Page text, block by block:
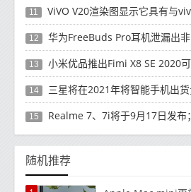
11 ViVO V20渲染图显示它具有与vivo
12 华为FreeBuds Pro耳机泄漏出
13 小米优品推出Fimi X8 SE 2020
14 三星将在2021年将智能手机出
15 Realme 7、7i将于9月17日发布；
随机推荐